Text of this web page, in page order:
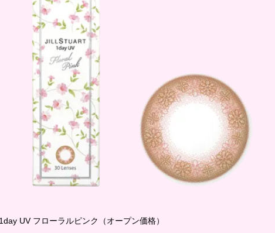
UV フローラルピンク（オープン価格）